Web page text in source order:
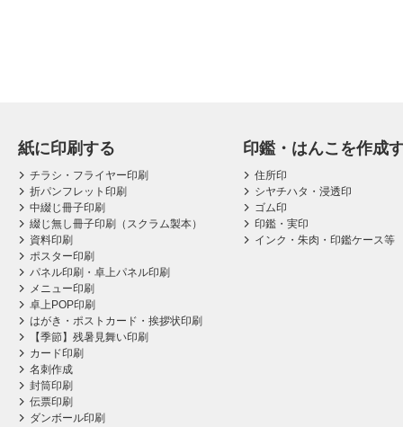
紙に印刷する
チラシ・フライヤー印刷
折パンフレット印刷
中綴じ冊子印刷
綴じ無し冊子印刷（スクラム製本）
資料印刷
ポスター印刷
パネル印刷・卓上パネル印刷
メニュー印刷
卓上POP印刷
はがき・ポストカード・挨拶状印刷
【季節】残暑見舞い印刷
カード印刷
名刺作成
封筒印刷
伝票印刷
ダンボール印刷
印鑑・はんこを作成
住所印
シヤチハタ・浸透印
ゴム印
印鑑・実印
インク・朱肉・印鑑ケース等